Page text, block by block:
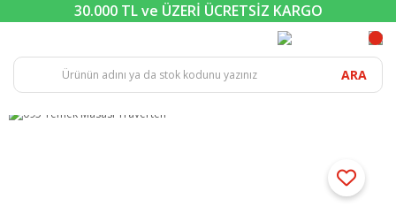
30.000 TL ve ÜZERİ ÜCRETSİZ KARGO
ARA